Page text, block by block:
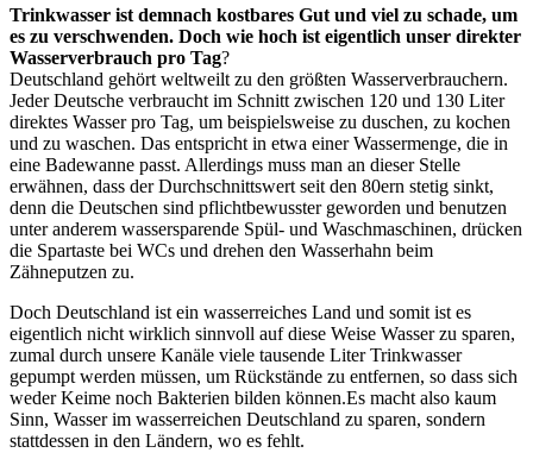
Trinkwasser ist demnach kostbares Gut und viel zu schade, um
es zu verschwenden. Doch wie hoch ist eigentlich unser direkter
Wasserverbrauch pro Tag?
Deutschland gehört weltweilt zu den größten Wasserverbrauchern.
Jeder Deutsche verbraucht im Schnitt zwischen 120 und 130 Liter
direktes Wasser pro Tag, um beispielsweise zu duschen, zu kochen
und zu waschen. Das entspricht in etwa einer Wassermenge, die in
eine Badewanne passt. Allerdings muss man an dieser Stelle
erwähnen, dass der Durchschnittswert seit den 80ern stetig sinkt,
denn die Deutschen sind pflichtbewusster geworden und benutzen
unter anderem wassersparende Spül- und Waschmaschinen, drücken
die Spartaste bei WCs und drehen den Wasserhahn beim
Zähneputzen zu.
Doch Deutschland ist ein wasserreiches Land und somit ist es
eigentlich nicht wirklich sinnvoll auf diese Weise Wasser zu sparen,
zumal durch unsere Kanäle viele tausende Liter Trinkwasser
gepumpt werden müssen, um Rückstände zu entfernen, so dass sich
weder Keime noch Bakterien bilden können.Es macht also kaum
Sinn, Wasser im wasserreichen Deutschland zu sparen, sondern
stattdessen in den Ländern, wo es fehlt.